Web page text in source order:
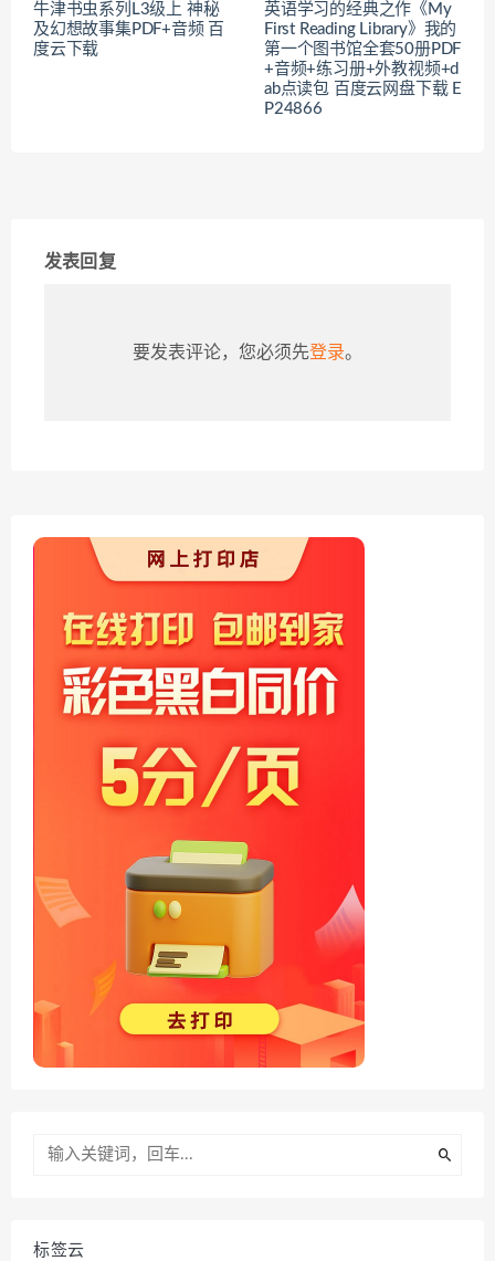
牛津书虫系列L3级上 神秘
及幻想故事集PDF+音频 百
度云下载
英语学习的经典之作《My
First Reading Library》我的
第一个图书馆全套50册PDF
+音频+练习册+外教视频+d
ab点读包 百度云网盘下载 E
P24866
发表回复
要发表评论，您必须先登录。
标签云